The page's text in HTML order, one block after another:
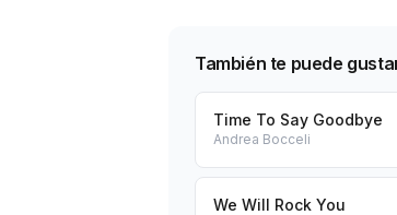
También te puede
Time To Say Goodbye
Andrea Bocceli
We Will Rock You